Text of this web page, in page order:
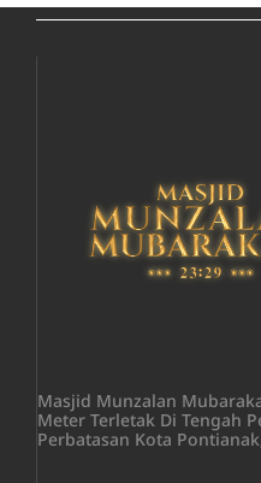
Masjid Munzalan
Meter Terletak Di Tengah
Perbatasan Kota